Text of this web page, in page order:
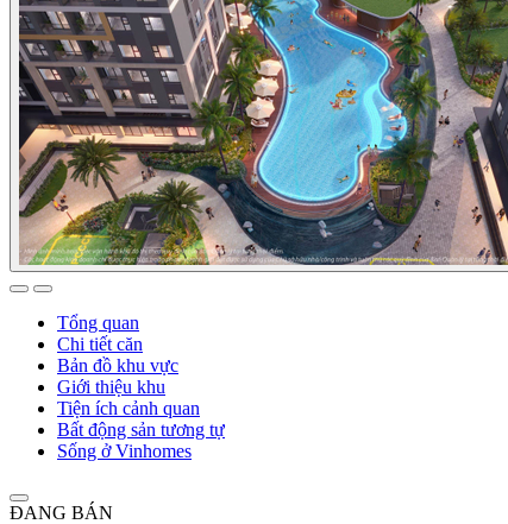
Tổng quan
Chi tiết căn
Bản đồ khu vực
Giới thiệu khu
Tiện ích cảnh quan
Bất động sản tương tự
Sống ở Vinhomes
ĐANG BÁN